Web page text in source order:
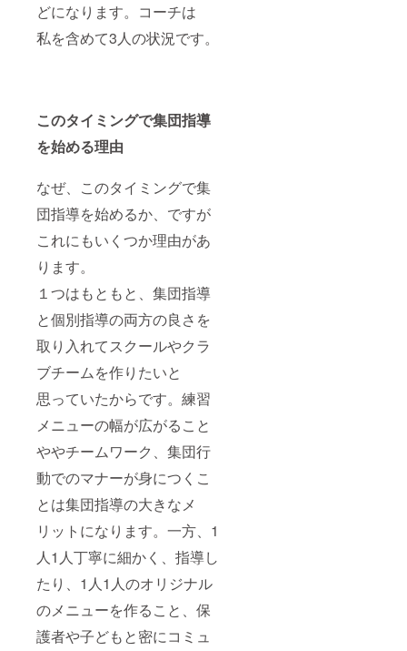
どになります。コーチは
私を含めて3人の状況です。
このタイミングで集団指導
を始める理由
なぜ、このタイミングで集
団指導を始めるか、ですが
これにもいくつか理由があ
ります。
１つはもともと、集団指導
と個別指導の両方の良さを
取り入れてスクールやクラ
ブチームを作りたいと
思っていたからです。練習
メニューの幅が広がること
ややチームワーク、集団行
動でのマナーが身につくこ
とは集団指導の大きなメ
リットになります。一方、1
人1人丁寧に細かく、指導し
たり、1人1人のオリジナル
のメニューを作ること、保
護者や子どもと密にコミュ